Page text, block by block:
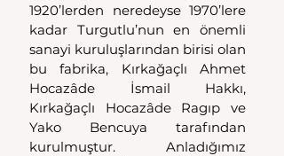
1920’lerden neredeyse 1970’lere
kadar Turgutlu’nun en önemli
sanayi kuruluşlarından birisi olan
bu fabrika, Kırkağaçlı Ahmet
Hocazâde İsmail Hakkı,
Kırkağaçlı Hocazâde Ragıp ve
Yako Bencuya tarafından
kurulmuştur. Anladığımız